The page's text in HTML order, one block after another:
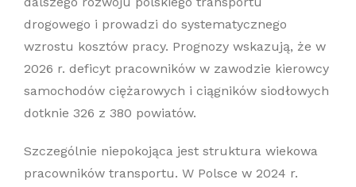
drogowego i prowadzi do systematycznego
wzrostu kosztów pracy. Prognozy wskazują, że w
2026 r. deficyt pracowników w zawodzie kierowcy
samochodów ciężarowych i ciągników siodłowych
dotknie 326 z 380 powiatów.
Szczególnie niepokojąca jest struktura wiekowa
pracowników transportu. W Polsce w 2024 r.